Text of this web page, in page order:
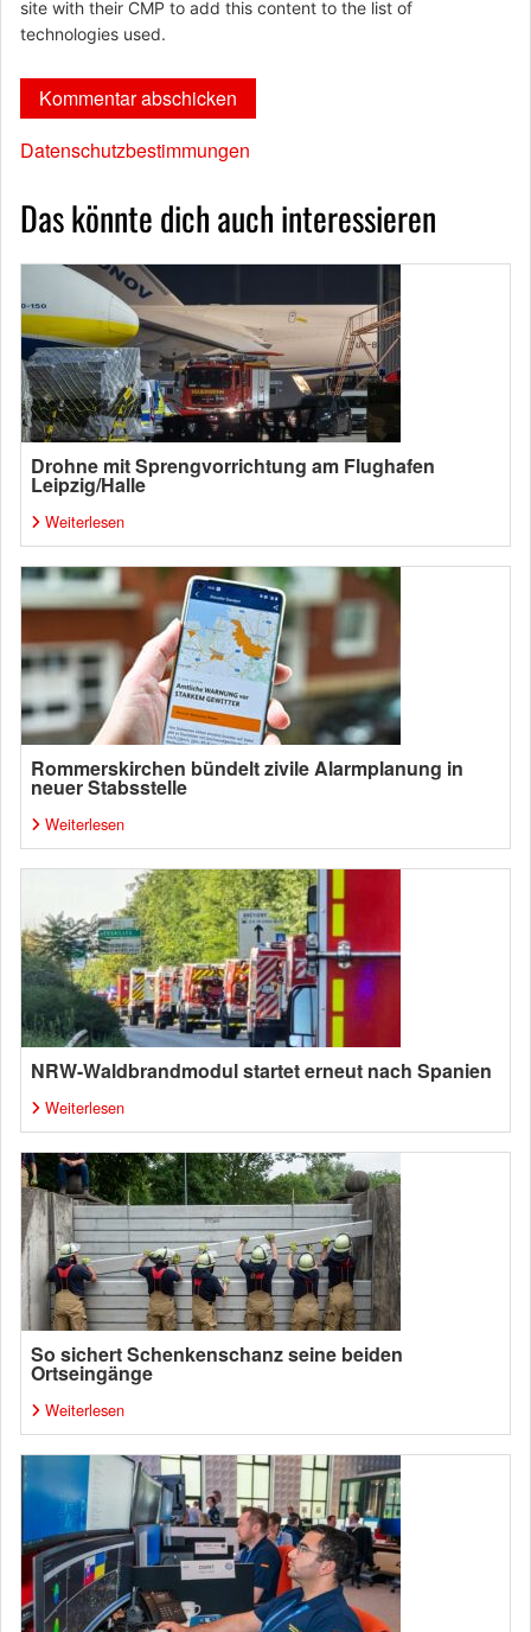
site with their CMP to add this content to the list of
technologies used.
Datenschutzbestimmungen
Das könnte dich auch interessieren
Drohne mit Sprengvorrichtung am Flughafen
Leipzig/Halle
Weiterlesen
Rommerskirchen bündelt zivile Alarmplanung in
neuer Stabsstelle
Weiterlesen
NRW-Waldbrandmodul startet erneut nach Spanien
Weiterlesen
So sichert Schenkenschanz seine beiden
Ortseingänge
Weiterlesen